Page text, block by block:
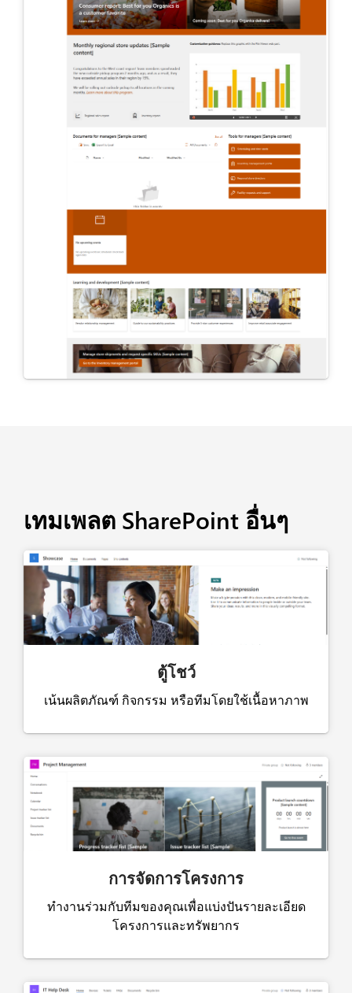
เทมเพลต SharePoint อื่นๆ
ตู้โชว์
เน้นผลิตภัณฑ์ กิจกรรม หรือทีมโดยใช้เนื้อหาภาพ
การจัดการโครงการ
ทำงานร่วมกับทีมของคุณเพื่อแบ่งปันรายละเอียด
โครงการและทรัพยากร